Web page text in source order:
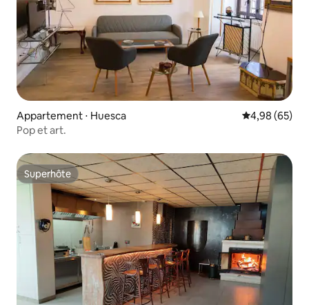
Appartement ⋅ Huesca Évaluation
4,98 (65)
Pop et art.
Superhôte
Superhôte